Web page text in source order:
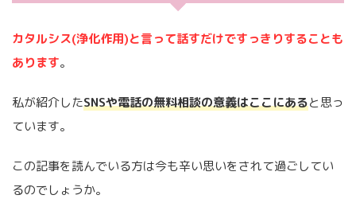
カタルシス(浄化作用)と言って話すだけですっきりすることも
あります。
私が紹介したSNSや電話の無料相談の意義はここにあると思っ
ています。
この記事を読んでいる方は今も辛い思いをされて過ごしてい
るのでしょうか。